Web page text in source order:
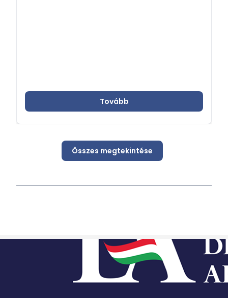
Tovább
Összes megtekintése